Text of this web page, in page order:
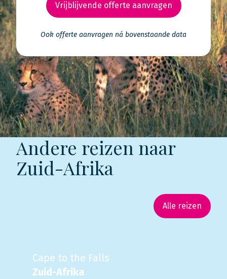
Vrijblijvende offerte aanvragen
Ook offerte aanvragen ná bovenstaande data
Andere reizen naar
Zuid-Afrika
Alle reizen
Cape to the Falls
Zuid-Afrika